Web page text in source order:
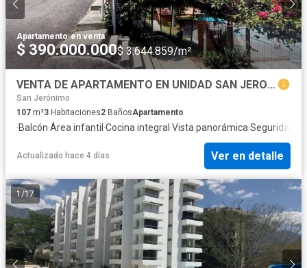
Apartamento·en venta
$ 390.000.000$ 3.644.859/m²
VENTA DE APARTAMENTO EN UNIDAD SAN JERONIMO
San Jerónimo
107 m²3 Habitaciones2 BañosApartamento
·Balcón·Área infantil ·Cocina integral ·Vista panorámica·Seguridad
Actualizado hace 4 días Ver en detalle
1 /17